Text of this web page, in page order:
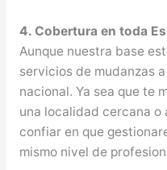
4. Cobertura en toda
Aunque nuestra base
servicios de mudanzas
nacional. Ya sea que te
una localidad cercana o
confiar en que
mismo nivel de